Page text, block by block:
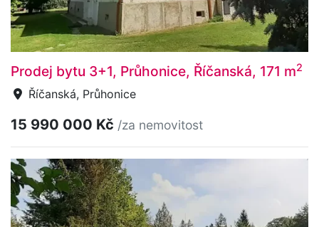
Prodej bytu 3+1, Průhonice, Říčanská, 171 m2
Říčanská, Průhonice
15 990 000 Kč /za nemovitost